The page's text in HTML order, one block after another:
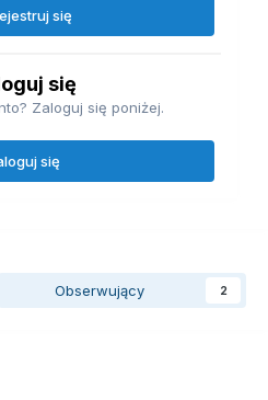
się
się
Zaloguj się poniżej.
się
Obserwujący 2